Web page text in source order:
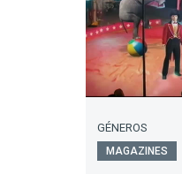
GÉNEROS
MAGAZINES